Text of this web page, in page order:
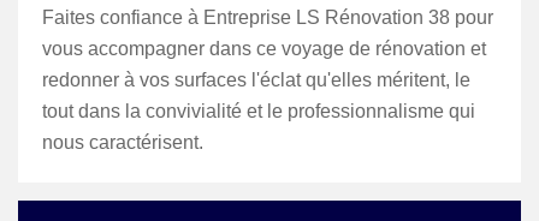
Faites confiance à Entreprise LS Rénovation 38 pour
vous accompagner dans ce voyage de rénovation et
redonner à vos surfaces l'éclat qu'elles méritent, le
tout dans la convivialité et le professionnalisme qui
nous caractérisent.